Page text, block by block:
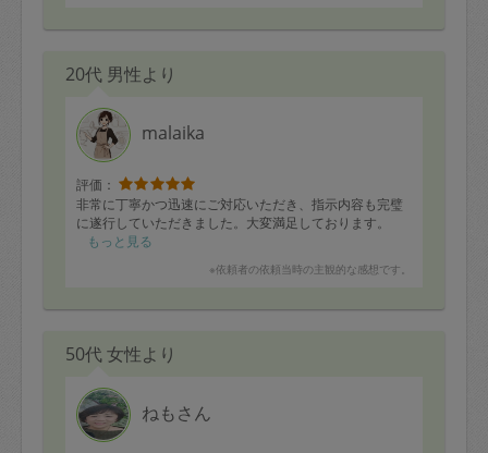
20代 男性より
malaika
評価：
非常に丁寧かつ迅速にご対応いただき、指示内容も完璧
に遂行していただきました。大変満足しております。
もっと見る
※依頼者の依頼当時の主観的な感想です。
50代 女性より
ねもさん